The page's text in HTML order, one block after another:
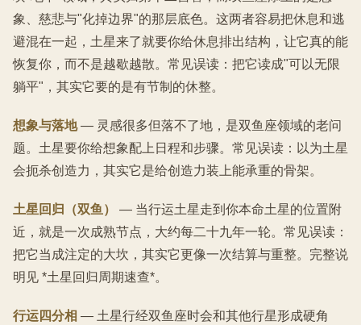
象、慈悲与"化掉边界"的那层底色。这两者容易把休息和逃
避混在一起，土星来了就要你给休息排出结构，让它真的能
恢复你，而不是越歇越散。常见误读：把它读成"可以无限
躺平"，其实它要的是有节制的休整。
想象与落地— 灵感很多但落不了地，是双鱼座领域的老问
题。土星要你给想象配上日程和步骤。常见误读：以为土星
会扼杀创造力，其实它是给创造力装上能承重的骨架。
土星回归（双鱼）
— 当行运土星走到你本命土星的位置附
近，就是一次成熟节点，大约每二十九年一轮。常见误读：
把它当成注定的大坎，其实它更像一次结算与重整。完整说
明见 *土星回归周期速查*。
行运四分相 — 土星行经双鱼座时会和其他行星形成硬角